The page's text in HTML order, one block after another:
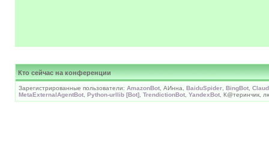
Кто сейчас на конференции
Зарегистрированные пользователи: AmazonBot , АИнна, BaiduSpider BingBot
MetaExternalAgentBot Python-urllib [Bot] TrendictionBot YandexBot , К@теринчик,